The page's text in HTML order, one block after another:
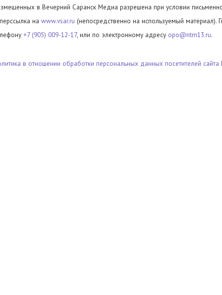
в Вечерний Саранск Медиа разрешена при условии
на www.vsar.ru (непосредственно на используемый материал).
+7 (905) 009-12-17, или по электронному адресу opo@ntm13.ru.
в отношении обработки персональных данных посетителей